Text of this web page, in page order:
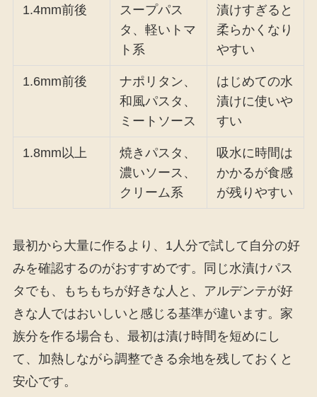
1.4mm前後
スープパス
タ、軽いトマ
ト系
漬けすぎると
柔らかくなり
やすい
1.6mm前後
ナポリタン、
和風パスタ、
ミートソース
はじめての水
漬けに使いや
すい
1.8mm以上
焼きパスタ、
濃いソース、
クリーム系
吸水に時間は
かかるが食感
が残りやすい
最初から大量に作るより、1人分で試して自分の好
みを確認するのがおすすめです。同じ水漬けパス
タでも、もちもちが好きな人と、アルデンテが好
きな人ではおいしいと感じる基準が違います。家
族分を作る場合も、最初は漬け時間を短めにし
て、加熱しながら調整できる余地を残しておくと
安心です。